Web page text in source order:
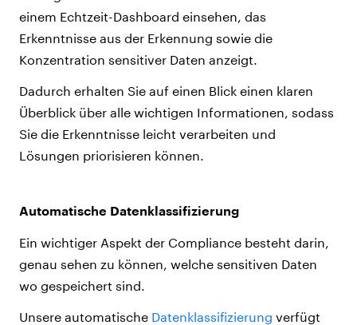
einem Echtzeit-Dashboard einsehen, das
Erkenntnisse aus der Erkennung sowie die
Konzentration sensitiver Daten anzeigt.
Dadurch erhalten Sie auf einen Blick einen klaren
Überblick über alle wichtigen Informationen, sodass
Sie die Erkenntnisse leicht verarbeiten und
Lösungen priorisieren können.
Automatische Datenklassifizierung
Ein wichtiger Aspekt der Compliance besteht darin,
genau sehen zu können, welche sensitiven Daten
wo gespeichert sind.
Unsere automatische Datenklassifizierung verfügt